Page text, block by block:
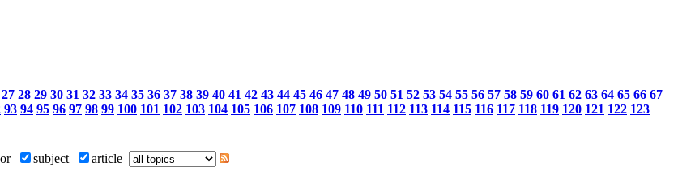
27 28 29 30 31 32 33 34 35 36 37 38 39 40 41 42 43 44 45 46 47 48 49 50 51 52 53 54 55 56 57 58 59 60 61 62 63 64 65 66 67
93 94 95 96 97 98 99 100 101 102 103 104 105 106 107 108 109 110 111 112 113 114 115 116 117 118 119 120 121 122 123
subject article